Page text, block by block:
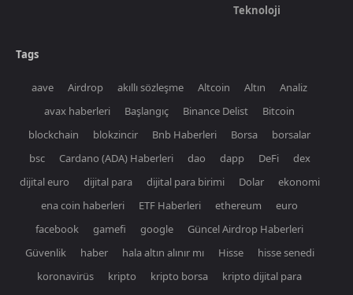
Teknoloji
Tags
aave Airdrop akıllı sözleşme Altcoin Altın
Analiz
avax haberleri
Başlangıç Binance Delist
Bitcoin
blockchain
blokzincir Bnb Haberleri Borsa
borsalar
bsc
Cardano (ADA) Haberleri dao dapp DeFi
dex
dijital euro
dijital para dijital para birimi Dolar
ekonomi
ena coin haberleri
ETF Haberleri ethereum
euro
facebook
gamefi google
Güncel Airdrop Haberleri
Güvenlik
haber hala altın alınır mı Hisse
hisse senedi
koronavirüs
kripto kripto borsa
kripto dijital para